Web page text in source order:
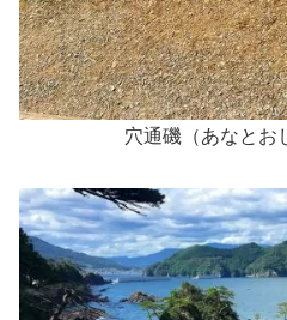
穴通磯（あなとお